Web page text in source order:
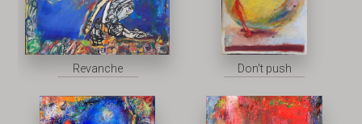
Revanche Don't push